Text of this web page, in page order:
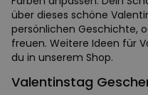
über dieses schöne
persönlichen Geschichte,
freuen. Weitere Ideen für
du in unserem Shop.
Valentinstag